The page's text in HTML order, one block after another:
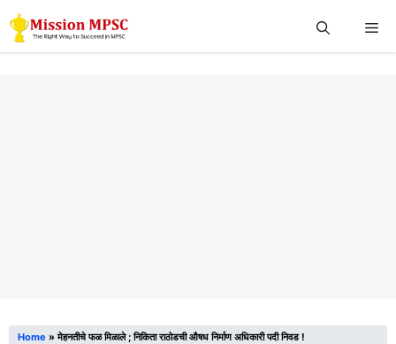
Skip
to
Home »मेहनतीचे फळ मिळाले ; निकिता राठोडची औषध निर्माण अधिकारी पदी निवड !